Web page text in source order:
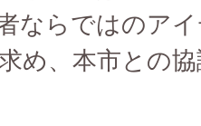
ならではのア
め、本市との